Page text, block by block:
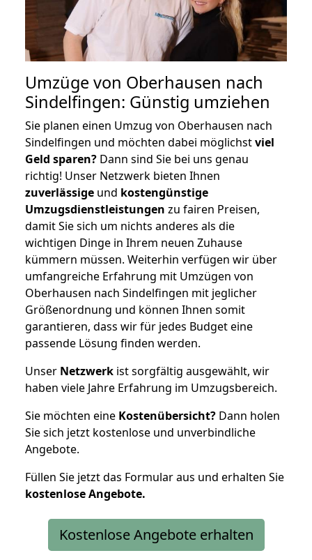
Umzüge von Oberhausen nach
Sindelfingen: Günstig umziehen
Sie planen einen Umzug von Oberhausen nach
Sindelfingen und möchten dabei möglichstviel
Geld sparen? Dann sind Sie bei uns genau
richtig! Unser Netzwerk bieten Ihnen
zuverlässige und kostengünstige
Umzugsdienstleistungen zu fairen Preisen,
damit Sie sich um nichts anderes als die
wichtigen Dinge in Ihrem neuen Zuhause
kümmern müssen. Weiterhin verfügen wir über
umfangreiche Erfahrung mit Umzügen von
Oberhausen nach Sindelfingen mit jeglicher
Größenordnung und können Ihnen somit
garantieren, dass wir für jedes Budget eine
passende Lösung finden werden.
Unser Netzwerk ist sorgfältig ausgewählt, wir
haben viele Jahre Erfahrung im Umzugsbereich.
Sie möchten eine Kostenübersicht? Dann holen
Sie sich jetzt kostenlose und unverbindliche
Angebote.
Füllen Sie jetzt das Formular aus und erhalten Sie
kostenloseAngebote.
Kostenlose Angebote erhalten